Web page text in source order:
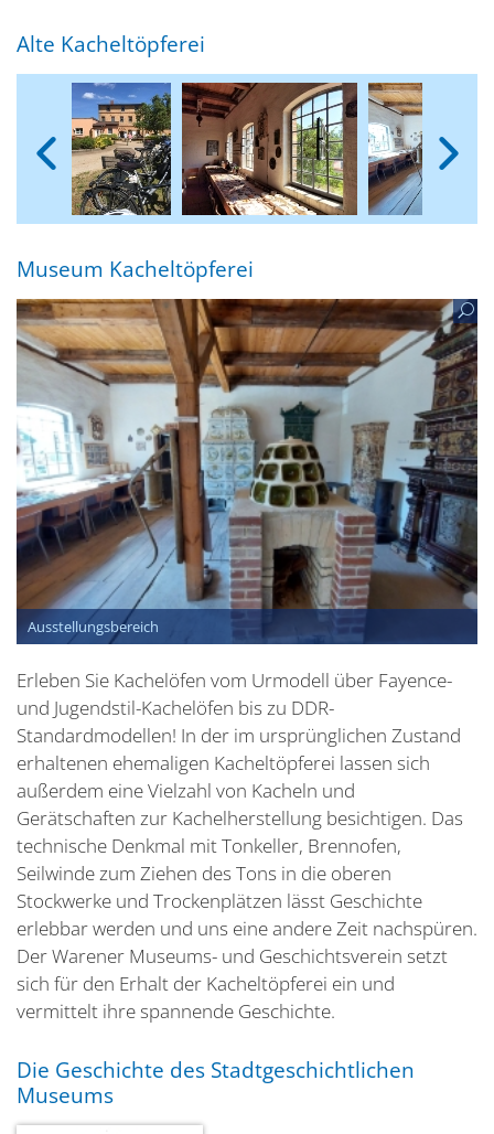
Alte Kacheltöpferei
Museum Kacheltöpferei
Ausstellungsbereich
Erleben Sie Kachelöfen vom Urmodell über Fayence-
und Jugendstil-Kachelöfen bis zu DDR-
Standardmodellen! In der im ursprünglichen Zustand
erhaltenen ehemaligen Kacheltöpferei lassen sich
außerdem eine Vielzahl von Kacheln und
Gerätschaften zur Kachelherstellung besichtigen. Das
technische Denkmal mit Tonkeller, Brennofen,
Seilwinde zum Ziehen des Tons in die oberen
Stockwerke und Trockenplätzen lässt Geschichte
erlebbar werden und uns eine andere Zeit nachspüren.
Der Warener Museums- und Geschichtsverein setzt
sich für den Erhalt der Kacheltöpferei ein und
vermittelt ihre spannende Geschichte.
Die Geschichte des Stadtgeschichtlichen
Museums